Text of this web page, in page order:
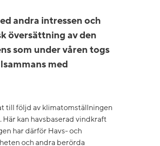
andra intressen och
översättning av den
som under våren togs
med
till följd av klimatomställningen
kan havsbaserad vindkraft
har därför Havs- och
och andra berörda